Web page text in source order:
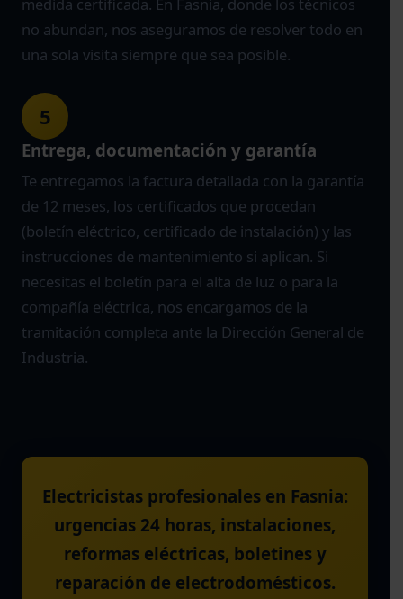
no abundan, nos aseguramos de resolver todo en
una sola visita siempre que sea posible.
5
Entrega, documentación y garantía
Te entregamos la factura detallada con la garantía
de 12 meses, los certificados que procedan
(boletín eléctrico, certificado de instalación) y las
instrucciones de mantenimiento si aplican. Si
necesitas el boletín para el alta de luz o para la
compañía eléctrica, nos encargamos de la
tramitación completa ante la Dirección General de
Industria.
Electricistas profesionales en Fasnia:
urgencias 24 horas, instalaciones,
reformas eléctricas, boletines y
reparación de electrodomésticos.